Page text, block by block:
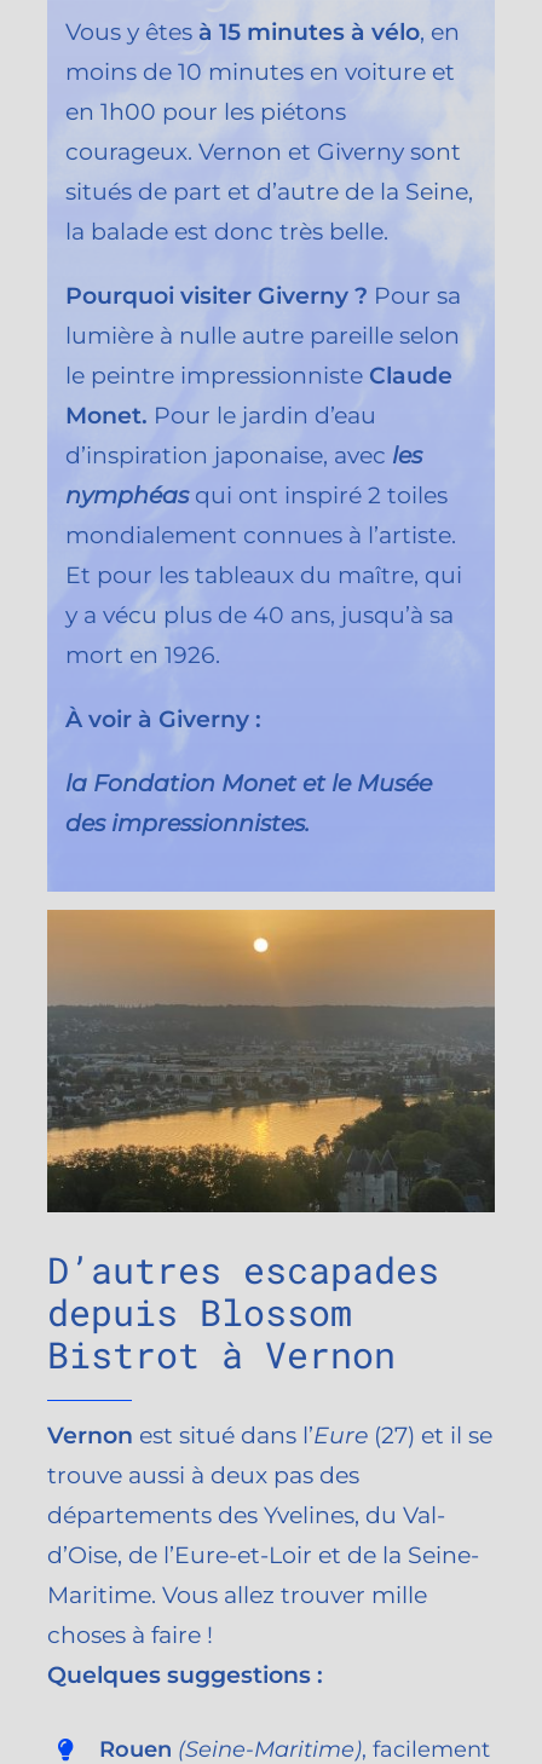
Vous y êtes à 15 minutes à vélo, en
moins de 10 minutes en voiture et
en 1h00 pour les piétons
courageux. Vernon et Giverny sont
situés de part et d’autre de la Seine,
la balade est donc très belle.
Pourquoi visiter Giverny ? Pour sa
lumière à nulle autre pareille selon
le peintre impressionniste Claude
Monet. Pour le jardin d’eau
d’inspiration japonaise, avec les
nymphéasqui ont inspiré 2 toiles
mondialement connues à l’artiste.
Et pour les tableaux du maître, qui
y a vécu plus de 40 ans, jusqu’à sa
mort en 1926.
À voir à Giverny :
la Fondation Monet et le Musée
des impressionnistes.
D’autres escapades
depuis Blossom
Bistrot à Vernon
Vernon est situé dans l’Eure(27) et il se
trouve aussi à deux pas des
départements des Yvelines, du Val-
d’Oise, de l’Eure-et-Loir et de la Seine-
Maritime. Vous allez trouver mille
choses à faire !
Quelques suggestions :
Rouen (Seine-Maritime), facilement